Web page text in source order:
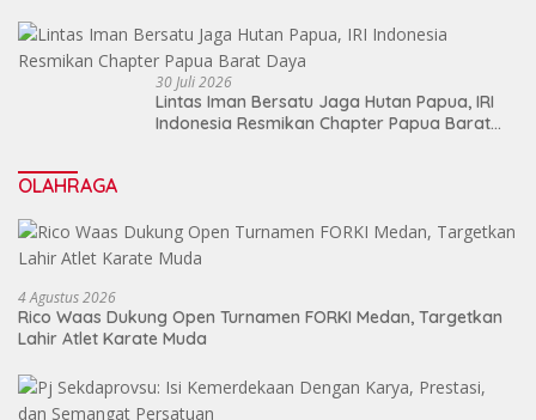
30 Juli 2026
Lintas Iman Bersatu Jaga Hutan Papua, IRI
Indonesia Resmikan Chapter Papua Barat
OLAHRAGA
4 Agustus 2026
Rico Waas Dukung Open Turnamen FORKI Medan, Targetkan
Lahir Atlet Karate Muda